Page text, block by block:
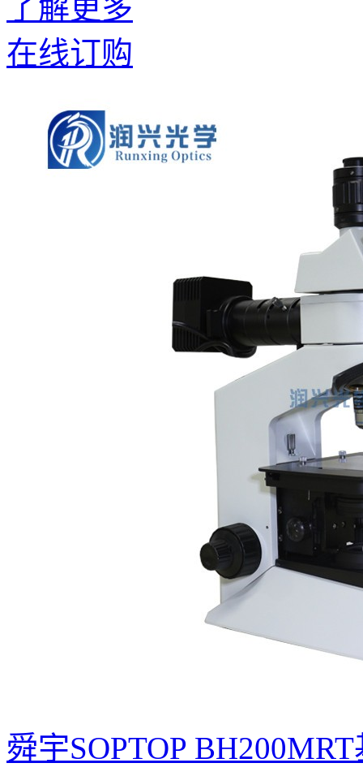
了解更多
在线订购
舜宇SOPTOP